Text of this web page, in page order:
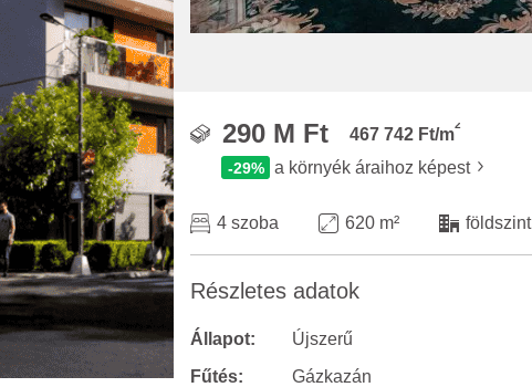
290 M Ft 467 742 Ft/m
2
-29% a környék áraihoz képest
4 szoba 620 m² földszint
Részletes adatok
Állapot: Újszerű
Fűtés: Gázkazán